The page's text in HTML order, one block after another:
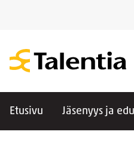
Etusivu Jäsenyys ja